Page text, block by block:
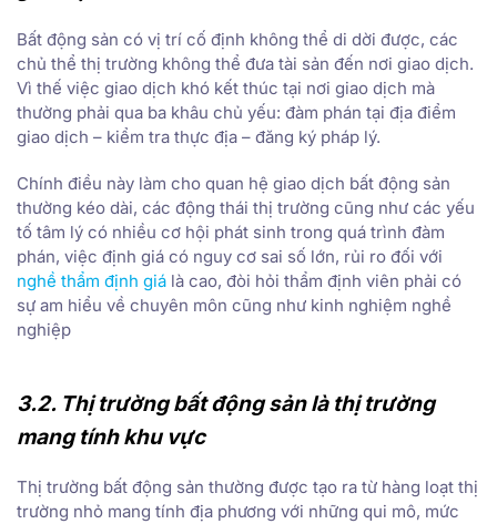
Bất động sản có vị trí cố định không thể di dời được, các
chủ thể thị trường không thể đưa tài sản đến nơi giao dịch.
Vì thế việc giao dịch khó kết thúc tại nơi giao dịch mà
thường phải qua ba khâu chủ yếu: đàm phán tại địa điểm
giao dịch – kiểm tra thực địa – đăng ký pháp lý.
Chính điều này làm cho quan hệ giao dịch bất động sản
thường kéo dài, các động thái thị trường cũng như các yếu
tố tâm lý có nhiều cơ hội phát sinh trong quá trình đàm
phán, việc định giá có nguy cơ sai số lớn, rủi ro đối với
nghề thẩm định giá là cao, đòi hỏi thẩm định viên phải có
sự am hiểu về chuyên môn cũng như kinh nghiệm nghề
nghiệp
3.2. Thị trường bất động sản là thị trường
mang tính khu vực
Thị trường bất động sản thường được tạo ra từ hàng loạt thị
trường nhỏ mang tính địa phương với những qui mô, mức